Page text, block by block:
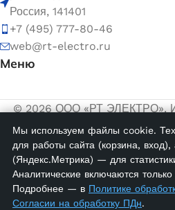
Россия, 141401
+7 (495) 777-80-46
web@rt-electro.ru
Меню
© 2026 ООО «РТ ЭЛЕКТРО».
Политика обработки
Согласие на обработку
KCG 2;
Маркировка
Мы используем файлы cookie.
для работы сайта (корзина, вход),
(Яндекс.Метрика) — для
Аналитические включаются
Подробнее — в Политике
Согласии на обработку ПДн.